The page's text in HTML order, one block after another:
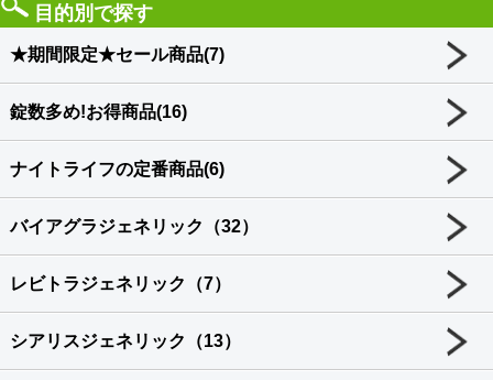
目的別で探す
★期間限定★セール商品(7)
錠数多め!お得商品(16)
ナイトライフの定番商品(6)
バイアグラジェネリック（32）
レビトラジェネリック（7）
シアリスジェネリック（13）